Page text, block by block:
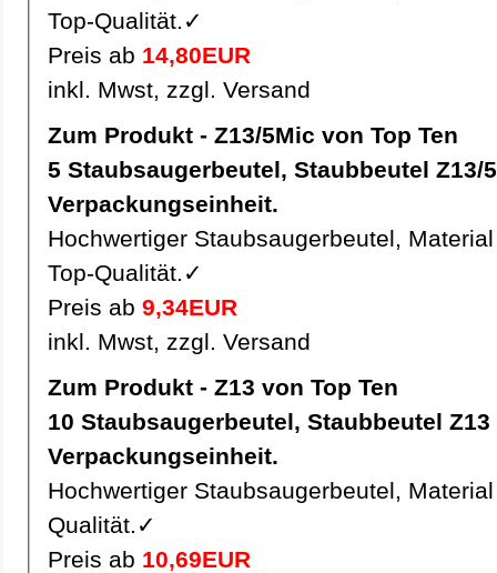
Top-Qualität.✓
Preis ab 14,80EUR
inkl. Mwst, zzgl. Versand
Zum Produkt - Z13/5Mic von Top Ten
5 Staubsaugerbeutel, Staubbeutel Z13/5Mic pro
Verpackungseinheit.
Hochwertiger Staubsaugerbeutel,
Top-Qualität.✓
Preis ab 9,34EUR
inkl. Mwst, zzgl. Versand
Zum Produkt - Z13 von Top Ten
10 Staubsaugerbeutel, Staubbeutel Z13 pro
Verpackungseinheit.
Hochwertiger Staubsaugerbeutel,
Qualität.✓
Preis ab 10,69EUR